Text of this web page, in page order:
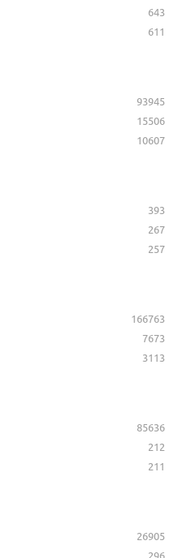
643
611
93945
15506
10607
393
267
257
166763
7673
3113
85636
212
211
26905
296